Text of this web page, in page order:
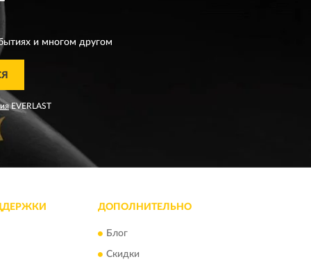
и многом другом
EVERLAST
ДОПОЛНИТЕЛЬНО
Блог
Скидки